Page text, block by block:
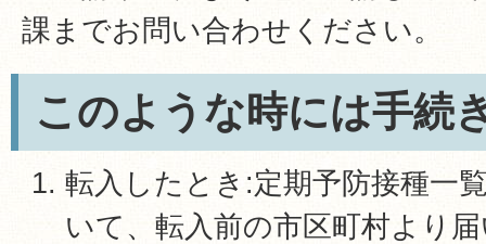
課までお問い合わせください。
このような時には手続
転入したとき:定期予防接種一
いて、転入前の市区町村より